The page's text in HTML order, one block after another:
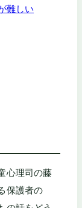
難しい
心理司の藤
保護者の